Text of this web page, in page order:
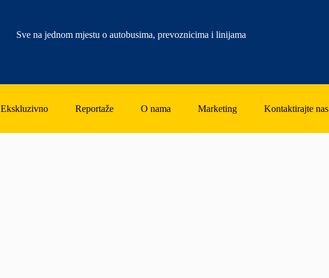
Sve na jednom mjestu o autobusima, prevoznicima i linijama
Ekskluzivno Reportaže O nama Marketing Kontaktirajte nas